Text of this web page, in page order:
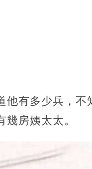
他有多少兵，不
房姨太太。